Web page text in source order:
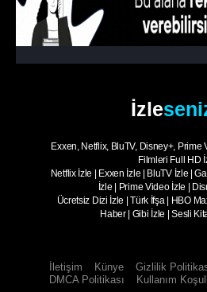
İzle
Exxen, Netflix, BluTV, Disney+, Prime
Filmleri Full HD
Netflix İzle | Exxen İzle | BluTV İzle |
İzle | Prime Video İzle |
Ücretsiz Dizi İzle |Türk İfşa | HBO
Haber| Gibi İzle |Sesli
İletişim Künye
Gizlilik
DMCA Politikası
Kullanım